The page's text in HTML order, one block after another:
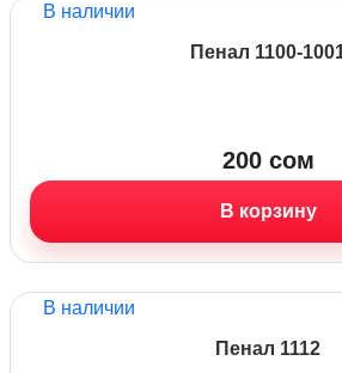
В наличии
Пенал 1100-
200 сом
В корзину
В наличии
Пенал 1112